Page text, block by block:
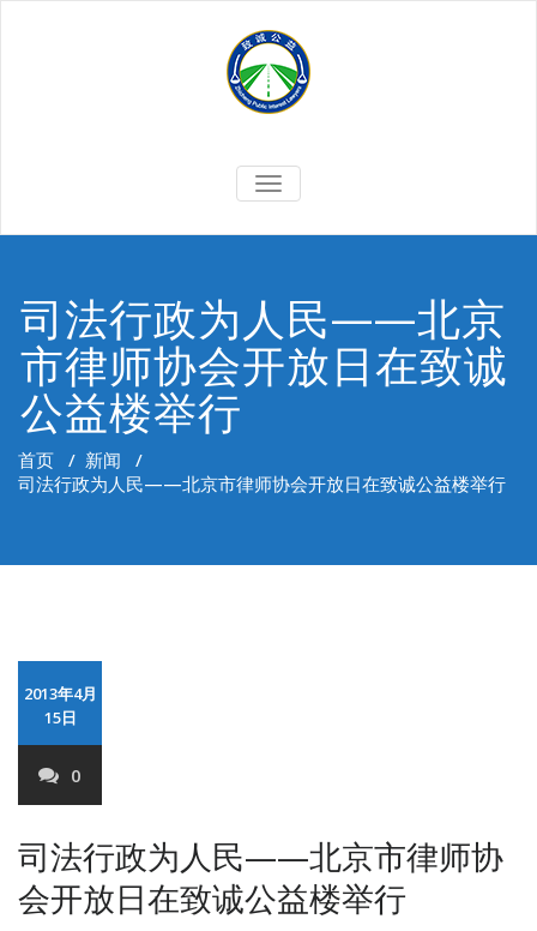
切
换
司法行政为人民——北京
市律师协会开放日在致诚
公益楼举行
首页 / 新闻 /
司法行政为人民——北京市律师协会开放日在致诚公益楼举行
2013年4月
15日
0
司法行政为人民——北京市律师协
会开放日在致诚公益楼举行